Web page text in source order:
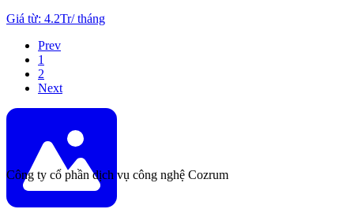
Giá từ: 4.2Tr/tháng
Prev
1
2
Next
Công ty cổ phần dịch vụ công nghệ Cozrum